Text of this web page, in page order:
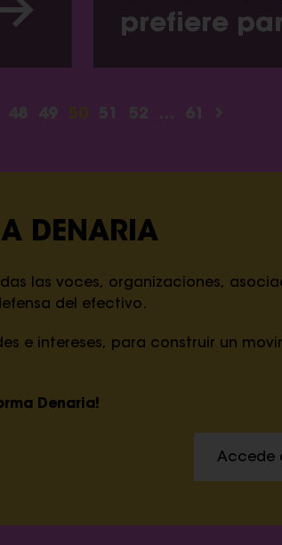
prefiere
48 49 50 51 52 … 61
DENARIA
las voces, organizaciones,
del efectivo.
e intereses, para construir un
Denaria!
Accede